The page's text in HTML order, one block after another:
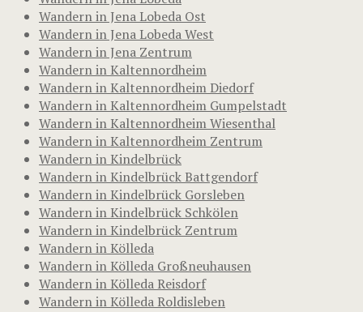
Wandern in Jena Lobeda Ost
Wandern in Jena Lobeda West
Wandern in Jena Zentrum
Wandern in Kaltennordheim
Wandern in Kaltennordheim Diedorf
Wandern in Kaltennordheim Gumpelstadt
Wandern in Kaltennordheim Wiesenthal
Wandern in Kaltennordheim Zentrum
Wandern in Kindelbrück
Wandern in Kindelbrück Battgendorf
Wandern in Kindelbrück Gorsleben
Wandern in Kindelbrück Schkölen
Wandern in Kindelbrück Zentrum
Wandern in Kölleda
Wandern in Kölleda Großneuhausen
Wandern in Kölleda Reisdorf
Wandern in Kölleda Roldisleben